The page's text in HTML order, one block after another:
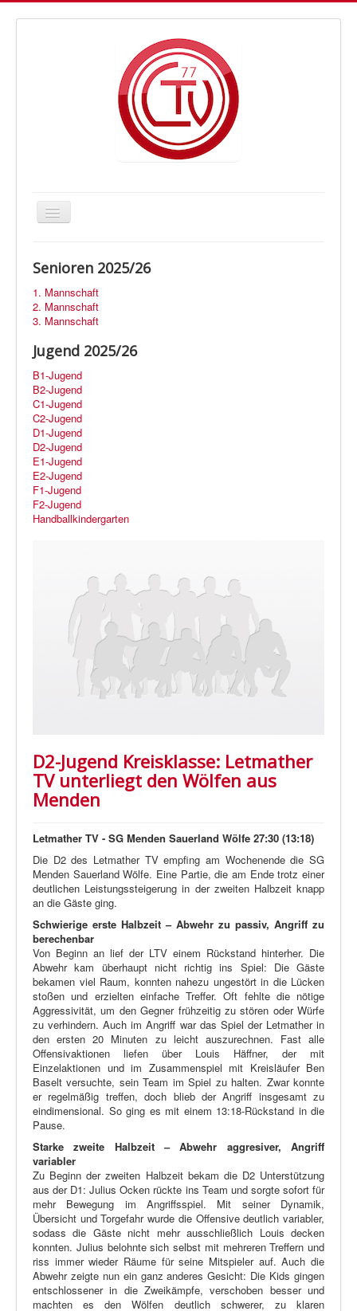
Navigation
an/aus
Vorstand
Trainer
Senioren 2025/26
1. Mannschaft
2. Mannschaft
3. Mannschaft
Jugend 2025/26
B1-Jugend
B2-Jugend
C1-Jugend
C2-Jugend
D1-Jugend
D2-Jugend
E1-Jugend
E2-Jugend
F1-Jugend
F2-Jugend
Handballkindergarten
D2-Jugend Kreisklasse: Letmather
TV unterliegt den Wölfen aus
Menden
Letmather TV - SG Menden Sauerland Wölfe 27:30 (13:18)
Die D2 des Letmather TV empfing am Wochenende die SG
Menden Sauerland Wölfe. Eine Partie, die am Ende trotz einer
deutlichen Leistungssteigerung in der zweiten Halbzeit knapp
an die Gäste ging.
Schwierige erste Halbzeit – Abwehr zu passiv, Angriff zu
berechenbar
Von Beginn an lief der LTV einem Rückstand hinterher. Die
Abwehr kam überhaupt nicht richtig ins Spiel: Die Gäste
bekamen viel Raum, konnten nahezu ungestört in die Lücken
stoßen und erzielten einfache Treffer. Oft fehlte die nötige
Aggressivität, um den Gegner frühzeitig zu stören oder Würfe
zu verhindern. Auch im Angriff war das Spiel der Letmather in
den ersten 20 Minuten zu leicht auszurechnen. Fast alle
Offensivaktionen liefen über Louis Häffner, der mit
Einzelaktionen und im Zusammenspiel mit Kreisläufer Ben
Baselt versuchte, sein Team im Spiel zu halten. Zwar konnte
er regelmäßig treffen, doch blieb der Angriff insgesamt zu
eindimensional. So ging es mit einem 13:18-Rückstand in die
Pause.
Starke zweite Halbzeit – Abwehr aggresiver, Angriff
variabler
Zu Beginn der zweiten Halbzeit bekam die D2 Unterstützung
aus der D1: Julius Ocken rückte ins Team und sorgte sofort für
mehr Bewegung im Angriffsspiel. Mit seiner Dynamik,
Übersicht und Torgefahr wurde die Offensive deutlich variabler,
sodass die Gäste nicht mehr ausschließlich Louis decken
konnten. Julius belohnte sich selbst mit mehreren Treffern und
riss immer wieder Räume für seine Mitspieler auf. Auch die
Abwehr zeigte nun ein ganz anderes Gesicht: Die Kids gingen
entschlossener in die Zweikämpfe, verschoben besser und
machten es den Wölfen deutlich schwerer, zu klaren